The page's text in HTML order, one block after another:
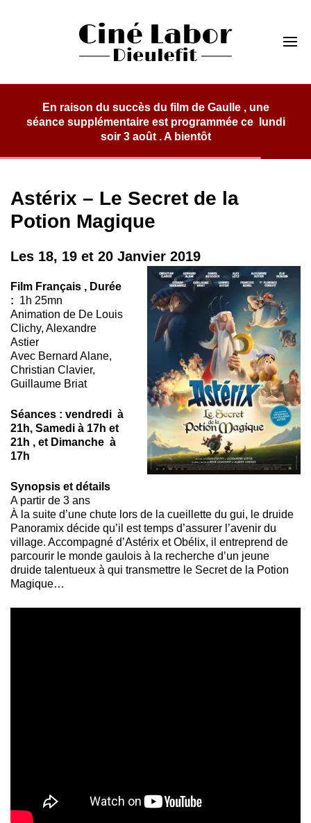
Cinéma Labor
Dieulefit
Gaulle , une
ce lundi
Astérix – Le Secret de la
Potion Magique
Les 18, 19 et 20 Janvier 2019
Film Français , Durée
: 1h 25mn
Animation de De Louis
Clichy, Alexandre
Astier
Avec Bernard Alane,
Christian Clavier,
Guillaume Briat
Séances : vendredi à
21h, Samedi à 17h et
21h , et Dimanche à
17h
Synopsis et détails
A partir de 3 ans
À la suite d’une chute lors de la cueillette du gui, le druide
Panoramix décide qu’il est temps d’assurer l’avenir du
village. Accompagné d’Astérix et Obélix, il entreprend de
parcourir le monde gaulois à la recherche d’un jeune
druide talentueux à qui transmettre le Secret de la Potion
Magique…